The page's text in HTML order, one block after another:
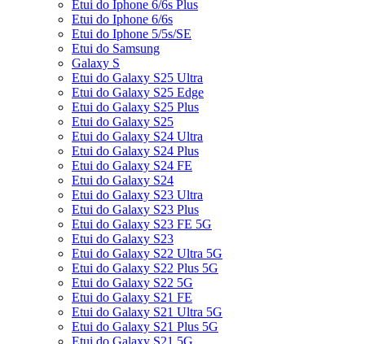
Etui do Iphone 6/6s Plus
Etui do Iphone 6/6s
Etui do Iphone 5/5s/SE
Etui do Samsung
Galaxy S
Etui do Galaxy S25 Ultra
Etui do Galaxy S25 Edge
Etui do Galaxy S25 Plus
Etui do Galaxy S25
Etui do Galaxy S24 Ultra
Etui do Galaxy S24 Plus
Etui do Galaxy S24 FE
Etui do Galaxy S24
Etui do Galaxy S23 Ultra
Etui do Galaxy S23 Plus
Etui do Galaxy S23 FE 5G
Etui do Galaxy S23
Etui do Galaxy S22 Ultra 5G
Etui do Galaxy S22 Plus 5G
Etui do Galaxy S22 5G
Etui do Galaxy S21 FE
Etui do Galaxy S21 Ultra 5G
Etui do Galaxy S21 Plus 5G
Etui do Galaxy S21 5G